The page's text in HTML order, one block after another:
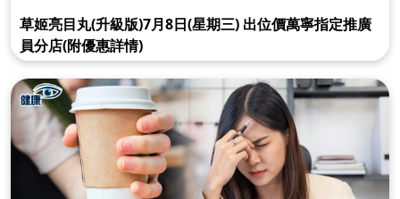
草姬亮目丸(升級版)7月8日(星期三) 出位價萬寧指定推廣
員分店(附優惠詳情)